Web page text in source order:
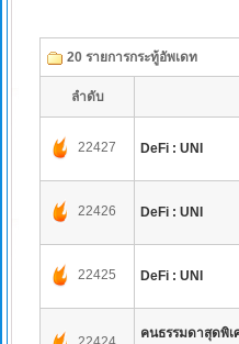
20 รายการกระทู้อัพเดท
ลำดับ
22427 DeFi : UNI
22426 DeFi : UNI
22425 DeFi : UNI
คนธรรมดาสุดพิ